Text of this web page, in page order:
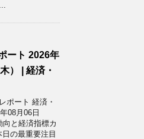
ート 2026年
） | 経済・
ポート 経済・
08月06日
向と経済指標カ
日の最重要注目